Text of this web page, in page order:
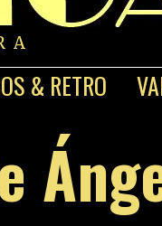
& RETRO